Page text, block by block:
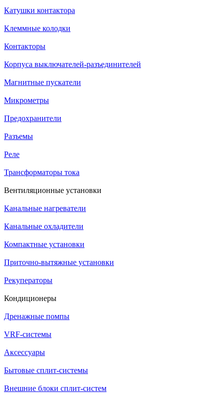
Катушки контактора
Клеммные колодки
Контакторы
Корпуса выключателей-разъединителей
Магнитные пускатели
Микрометры
Предохранители
Разъемы
Реле
Трансформаторы тока
Вентиляционные установки
Канальные нагреватели
Канальные охладители
Компактные установки
Приточно-вытяжные установки
Рекуператоры
Кондиционеры
Дренажные помпы
VRF-системы
Аксессуары
Бытовые сплит-системы
Внешние блоки сплит-систем